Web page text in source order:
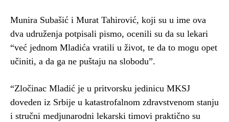
Munira Subašić i Murat Tahirović, koji su u ime ova
dva udruženja potpisali pismo, ocenili su da su lekari
“već jednom Mladića vratili u život, te da to mogu opet
učiniti, a da ga ne puštaju na slobodu”.
“Zločinac Mladić je u pritvorsku jedinicu MKSJ
doveden iz Srbije u katastrofalnom zdravstvenom stanju
i stručni medjunarodni lekarski timovi praktično su